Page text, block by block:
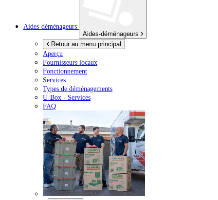
Aides-déménageurs
Aides-déménageurs
Retour au menu principal
Aperçu
Fournisseurs locaux
Fonctionnement
Services
Types de déménagements
U-Box - Services
FAQ